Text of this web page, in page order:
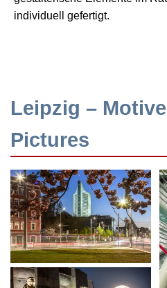
individuell gefertigt.
Leipzig –
Pictures